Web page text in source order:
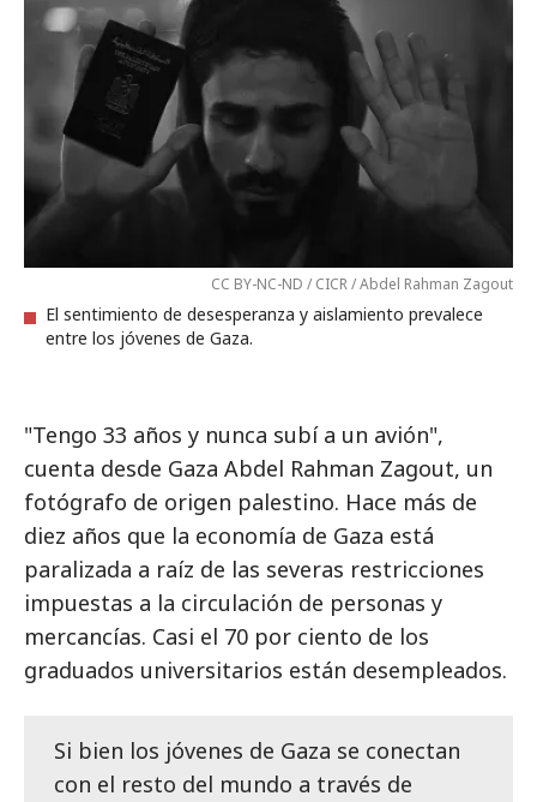
CC BY-NC-ND / CICR / Abdel Rahman Zagout
El sentimiento de desesperanza y aislamiento prevalece
entre los jóvenes de Gaza.
"Tengo 33 años y nunca subí a un avión",
cuenta desde Gaza Abdel Rahman Zagout, un
fotógrafo de origen palestino. Hace más de
diez años que la economía de Gaza está
paralizada a raíz de las severas restricciones
impuestas a la circulación de personas y
mercancías. Casi el 70 por ciento de los
graduados universitarios están desempleados.
Si bien los jóvenes de Gaza se conectan
con el resto del mundo a través de